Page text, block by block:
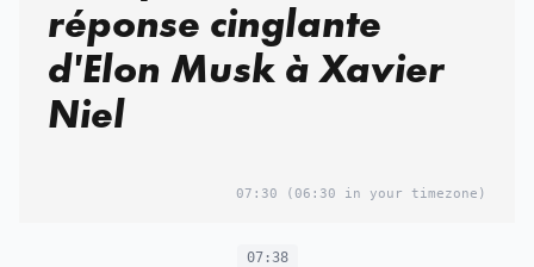
réponse cinglante
d'Elon Musk à Xavier
Niel
07:30 (06:30 in your timezone)
07:38